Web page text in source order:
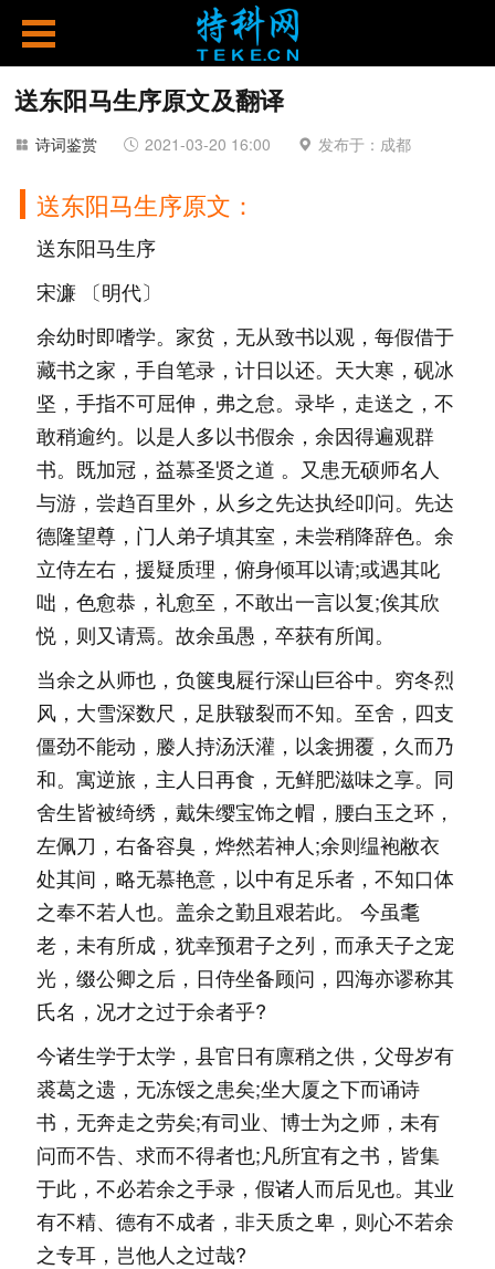
送东阳马生序原文及翻译
诗词鉴赏 2021-03-20 16:00 发布于：成都
送东阳马生序原文：
送东阳马生序
宋濂 〔明代〕
余幼时即嗜学。家贫，无从致书以观，每假借于
藏书之家，手自笔录，计日以还。天大寒，砚冰
坚，手指不可屈伸，弗之怠。录毕，走送之，不
敢稍逾约。以是人多以书假余，余因得遍观群
书。既加冠，益慕圣贤之道 。又患无硕师名人
与游，尝趋百里外，从乡之先达执经叩问。先达
德隆望尊，门人弟子填其室，未尝稍降辞色。余
立侍左右，援疑质理，俯身倾耳以请;或遇其叱
咄，色愈恭，礼愈至，不敢出一言以复;俟其欣
悦，则又请焉。故余虽愚，卒获有所闻。
当余之从师也，负箧曳屣行深山巨谷中。穷冬烈
风，大雪深数尺，足肤皲裂而不知。至舍，四支
僵劲不能动，媵人持汤沃灌，以衾拥覆，久而乃
和。寓逆旅，主人日再食，无鲜肥滋味之享。同
舍生皆被绮绣，戴朱缨宝饰之帽，腰白玉之环，
左佩刀，右备容臭，烨然若神人;余则缊袍敝衣
处其间，略无慕艳意，以中有足乐者，不知口体
之奉不若人也。盖余之勤且艰若此。 今虽耄
老，未有所成，犹幸预君子之列，而承天子之宠
光，缀公卿之后，日侍坐备顾问，四海亦谬称其
氏名，况才之过于余者乎?
今诸生学于太学，县官日有廪稍之供，父母岁有
裘葛之遗，无冻馁之患矣;坐大厦之下而诵诗
书，无奔走之劳矣;有司业、博士为之师，未有
问而不告、求而不得者也;凡所宜有之书，皆集
于此，不必若余之手录，假诸人而后见也。其业
有不精、德有不成者，非天质之卑，则心不若余
之专耳，岂他人之过哉?